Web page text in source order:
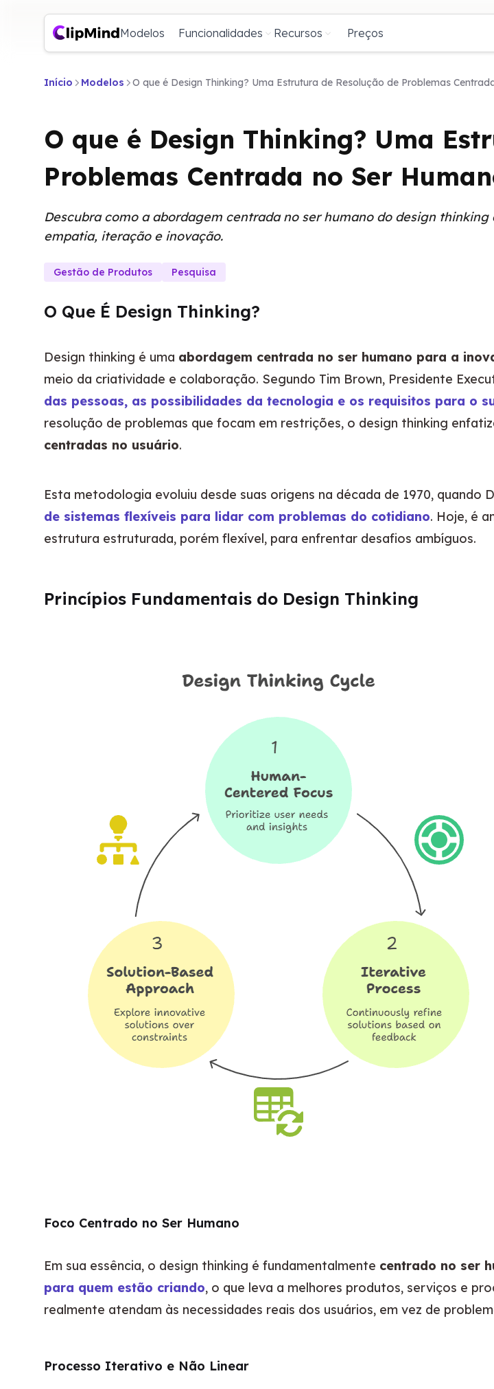
Modelos Funcionalidades Recursos Preços
Início Modelos O que é Design Thinking? Uma Estrutura de Resolução de Problemas
O que é Design Thinking? Uma
Problemas Centrada no Ser
Descubra como a abordagem centrada no ser humano do design
empatia, iteração e inovação.
Gestão de Produtos Pesquisa
O Que É Design Thinking?
Design thinking é uma abordagem centrada no ser humano para a
meio da criatividade e colaboração. Segundo Tim Brown, Presidente
das pessoas, as possibilidades da tecnologia e os requisitos para o
resolução de problemas que focam em restrições, o design thinking
centradas no usuário.
Esta metodologia evoluiu desde suas origens na década de 1970, quando
de sistemas flexíveis para lidar com problemas do cotidiano. Hoje, é
estrutura estruturada, porém flexível, para enfrentar desafios ambíguos.
Princípios Fundamentais do Design Thinking
Foco Centrado no Ser Humano
Em sua essência, o design thinking é fundamentalmente centrado no ser
para quem estão criando, o que leva a melhores produtos, serviços e
realmente atendam às necessidades reais dos usuários, em vez de
Processo Iterativo e Não Linear